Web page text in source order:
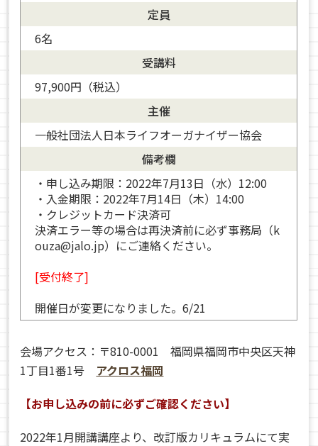
定員
6名
受講料
97,900円（税込）
主催
一般社団法人日本ライフオーガナイザー協会
備考欄
・申し込み期限：2022年7月13日（水）12:00
・入金期限：2022年7月14日（木）14:00
・クレジットカード決済可
決済エラー等の場合は再決済前に必ず事務局（k
ouza@jalo.jp）にご連絡ください。
[受付終了]
開催日が変更になりました。6/21
会場アクセス：〒810-0001 福岡県福岡市中央区天神
1丁目1番1号 アクロス福岡
【お申し込みの前に必ずご確認ください】
2022年1月開講講座より、改訂版カリキュラムにて実